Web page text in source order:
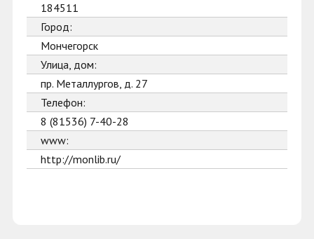
184511
Город:
Мончегорск
Улица, дом:
пр. Металлургов, д. 27
Телефон:
8 (81536) 7-40-28
www:
http://monlib.ru/